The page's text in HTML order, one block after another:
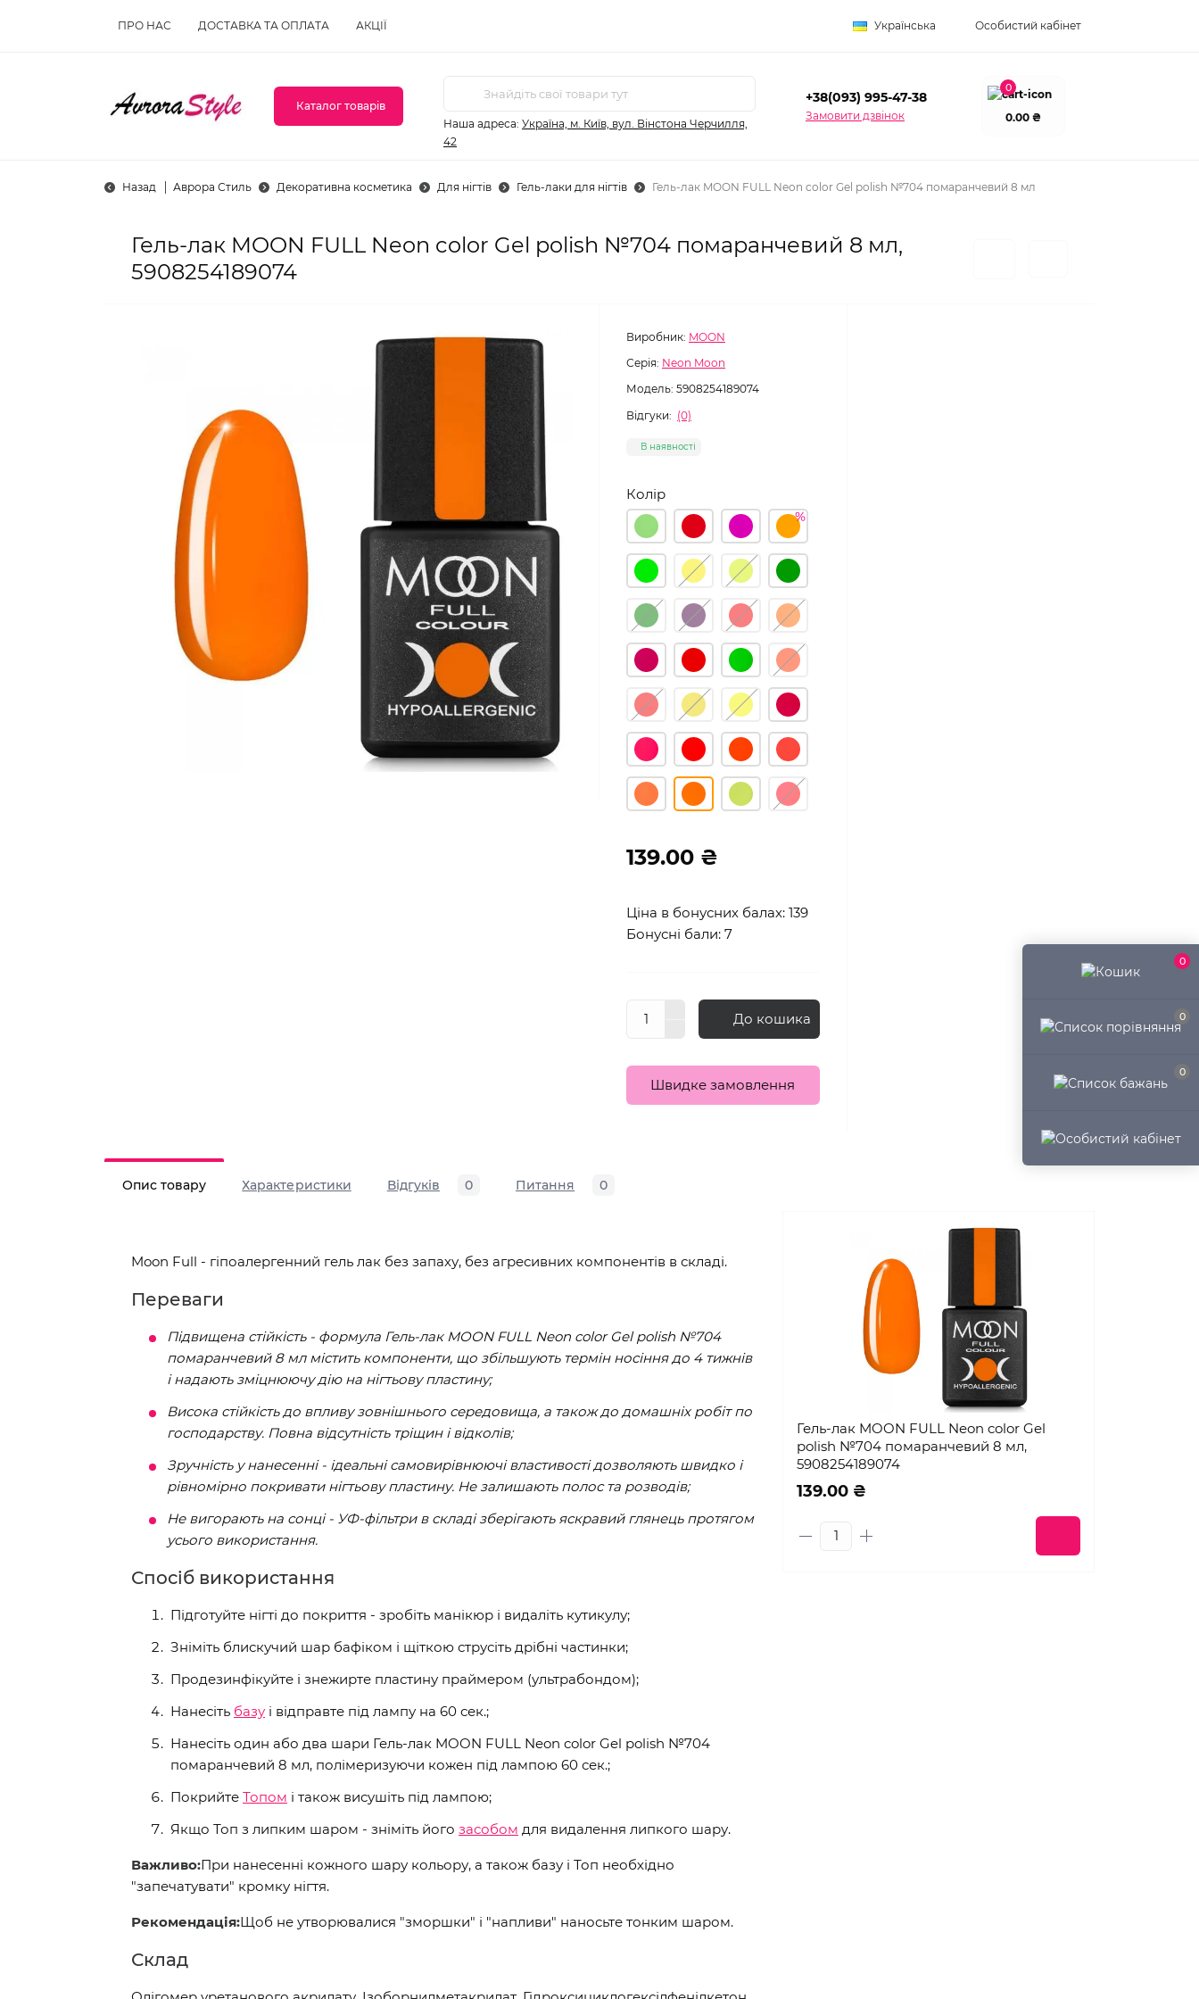
0
0
0
ПРО НАС ДОСТАВКА ТА ОПЛАТА АКЦІЇ Українська Особистий кабінет
Каталог товарів
Наша адреса: Україна, м. Київ, вул. Вінстона Черчилля,
42
+38(093) 995-47-38
Замовити дзвінок
0
0.00 ₴
Назад Аврора Стиль Декоративна косметика Для нігтів Гель-лаки для нігтів Гель-лак MOON FULL Neon color Gel polish №704 помаранчевий 8 мл
Гель-лак MOON FULL Neon color Gel polish №704 помаранчевий 8 мл,
5908254189074
Виробник: MOON
Серія: Neon Moon
Модель: 5908254189074
Відгуки: (0)
В наявності
Колір
139.00 ₴
Ціна в бонусних балах: 139
Бонусні бали: 7
До кошика
Швидке замовлення
Опис товару Характеристики Відгуків 0 Питання 0
Moon Full - гіпоалергенний гель лак без запаху, без агресивних компонентів в складі.
Переваги
Підвищена стійкість - формула Гель-лак MOON FULL Neon color Gel polish №704
помаранчевий 8 мл містить компоненти, що збільшують термін носіння до 4 тижнів
і надають зміцнюючу дію на нігтьову пластину;
Висока стійкість до впливу зовнішнього середовища, а також до домашніх робіт по
господарству. Повна відсутність тріщин і відколів;
Зручність у нанесенні - ідеальні самовирівнюючі властивості дозволяють швидко і
рівномірно покривати нігтьову пластину. Не залишають полос та розводів;
Не вигорають на сонці - УФ-фільтри в складі зберігають яскравий глянець протягом
усього використання.
Спосіб використання
Підготуйте нігті до покриття - зробіть манікюр і видаліть кутикулу;
Зніміть блискучий шар бафіком і щіткою струсіть дрібні частинки;
Продезинфікуйте і знежирте пластину праймером (ультрабондом);
Нанесіть базу і відправте під лампу на 60 сек.;
Нанесіть один або два шари Гель-лак MOON FULL Neon color Gel polish №704
помаранчевий 8 мл, полімеризуючи кожен під лампою 60 сек.;
Покрийте Топом і також висушіть під лампою;
Якщо Топ з липким шаром - зніміть його засобом для видалення липкого шару.
Важливо:При нанесенні кожного шару кольору, а також базу і Топ необхідно
"запечатувати" кромку нігтя.
Рекомендація:Щоб не утворювалися "зморшки" і "напливи" наносьте тонким шаром.
Склад
Гель-лак MOON FULL Neon color Gel
polish №704 помаранчевий 8 мл,
5908254189074
139.00 ₴